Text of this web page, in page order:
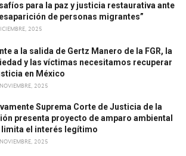
para la paz y justicia restaurativa ante
de personas migrantes”
2025
a la salida de Gertz Manero de la FGR, la
y las víctimas necesitamos recuperar
en México
2025
Suprema Corte de Justicia de la
presenta proyecto de amparo ambiental
limita el interés legítimo
2025